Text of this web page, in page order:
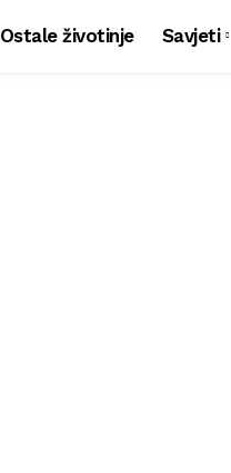
Ostale životinje Savjeti